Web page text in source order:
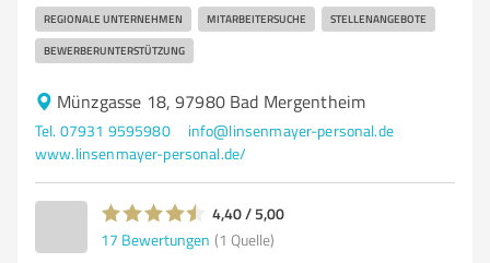
REGIONALE UNTERNEHMEN MITARBEITERSUCHE STELLENANGEBOTE
BEWERBERUNTERSTÜTZUNG
Münzgasse 18, 97980 Bad Mergentheim
Tel. 07931 9595980
info@linsenmayer-personal.de
www.linsenmayer-personal.de/
4,40 / 5,00
17 Bewertungen (1 Quelle)